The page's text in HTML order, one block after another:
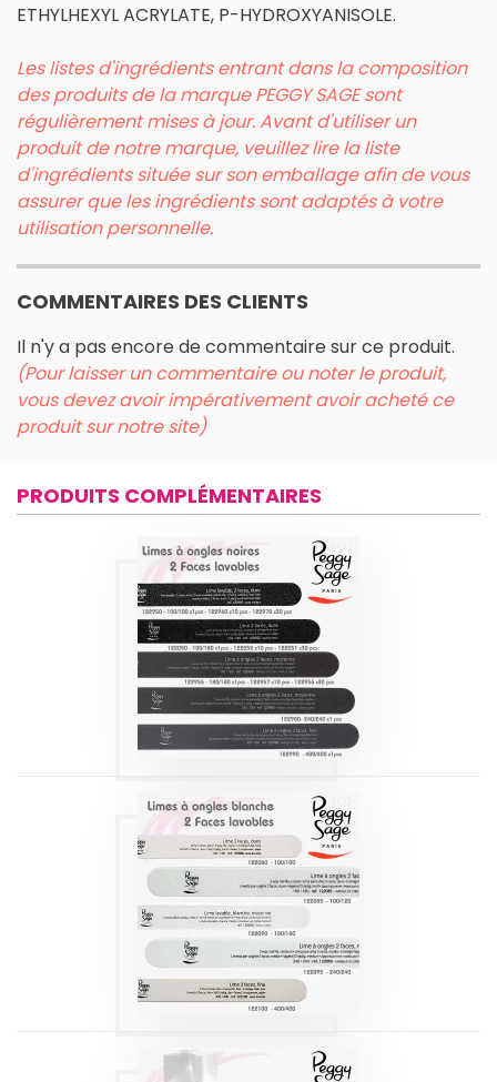
ETHYLHEXYL ACRYLATE, P-HYDROXYANISOLE.
Les listes d'ingrédients entrant dans la composition
des produits de la marque PEGGY SAGE sont
régulièrement mises à jour. Avant d'utiliser un
produit de notre marque, veuillez lire la liste
d'ingrédients située sur son emballage afin de vous
assurer que les ingrédients sont adaptés à votre
utilisation personnelle.
COMMENTAIRES DES CLIENTS
Il n'y a pas encore de commentaire sur ce produit.
(Pour laisser un commentaire ou noter le produit,
vous devez avoir impérativement avoir acheté ce
produit sur notre site)
PRODUITS COMPLÉMENTAIRES
LIME À ONGLES
NOIRES 2 FACES
LAVABLES | PEGGY
SAGE
Produits
LIME À ONGLES
BLANCHE 2 FACES
| PEGGY SAGE
Produits